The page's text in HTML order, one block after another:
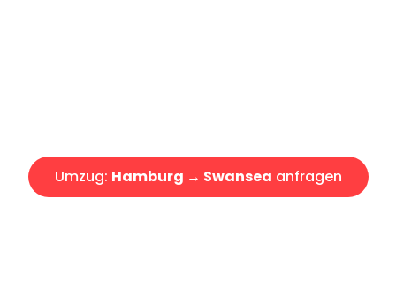
Umzug: Hamburg → Swansea anfragen